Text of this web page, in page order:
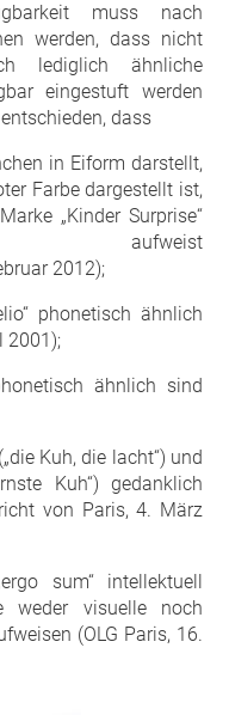
muss nach
werden, dass nicht
lediglich ähnliche
eingestuft werden
dass
in Eiform darstellt,
Farbe dargestellt ist,
„Kinder Surprise“
aufweist
2012);
phonetisch ähnlich
2001);
ähnlich sind
Kuh, die lacht“) und
Kuh“) gedanklich
von Paris, 4. März
sum“ intellektuell
weder visuelle noch
(OLG Paris, 16.